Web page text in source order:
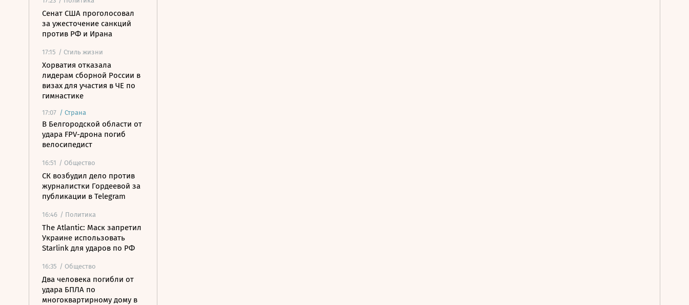
Сенат США проголосовал
за ужесточение санкций
против РФ и Ирана
17:15 / Стиль жизни
Хорватия отказала
лидерам сборной России в
визах для участия в ЧЕ по
гимнастике
17:07 / Страна
В Белгородской области от
удара FPV-дрона погиб
велосипедист
16:51 / Общество
СК возбудил дело против
журналистки Гордеевой за
публикации в Telegram
16:46 / Политика
The Atlantic: Маск запретил
Украине использовать
Starlink для ударов по РФ
16:35 / Общество
Два человека погибли от
удара БПЛА по
многоквартирному дому в